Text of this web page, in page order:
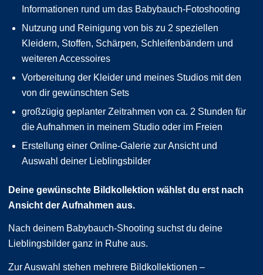
Informationen rund um das Babybauch-Fotoshooting
Nutzung und Reinigung von bis zu 2 speziellen
Kleidern, Stoffen, Schärpen, Schleifenbändern und
weiteren Accessoires
Vorbereitung der Kleider und meines Studios mit den
von dir gewünschten Sets
großzügig geplanter Zeitrahmen von ca. 2 Stunden für
die Aufnahmen in meinem Studio oder im Freien
Erstellung einer Online-Galerie zur Ansicht und
Auswahl deiner Lieblingsbilder
Deine gewünschte Bildkollektion wählst du erst nach
Ansicht der Aufnahmen aus.
Nach deinem Babybauch-Shooting suchst du deine
Lieblingsbilder ganz in Ruhe aus.
Zur Auswahl stehen mehrere Bildkollektionen –